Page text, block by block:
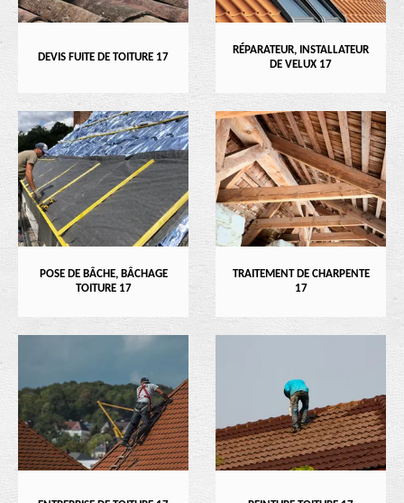
DEVIS FUITE DE TOITURE 17
RÉPARATEUR, INSTALLATEUR
DE VELUX 17
POSE DE BÂCHE, BÂCHAGE
TOITURE 17
TRAITEMENT DE CHARPENTE
17